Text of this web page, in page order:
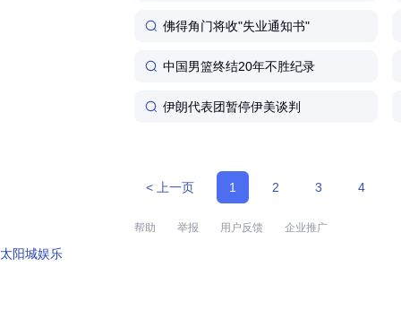
佛得角门将收"失业通知书"
中国男篮终结20年不胜纪录
伊朗代表团暂停伊美谈判
< 上一页 1 2 3 4
帮助 举报 用户反馈 企业推广
太阳城娱乐